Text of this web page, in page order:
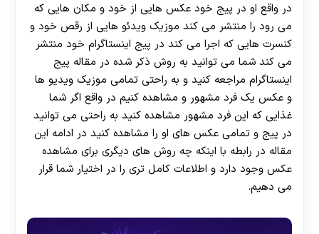
در واقع او در پیج خود عکس هایی از خود و مکان هایی که
می رود را منتشر می‌ کند موزیک ویدئو هایی از رقص خود و
کنسرت هایی که اجرا می کند در پیج اینستاگرام خود منتشر
می‌ کند شما می ‌توانید به روش ذکر شده در مقاله پیج
اینستاگرام مراجعه کنید و به راحتی تمامی موزیک ویدیو ها
و عکس یک فرد مشهور و مشاهده کنیم در واقع اگر شما
غذایی که این فرد مشهور مشاهده کنید به راحتی می توانید
در پیج و تمامی عکس های او را مشاهده کنید در ادامه این
مقاله در رابطه با اینکه چه روش های دیگری برای مشاهده
عکس وجود دارد و اطلاعات کامل تری را در اختیار شما قرار
می دهیم.